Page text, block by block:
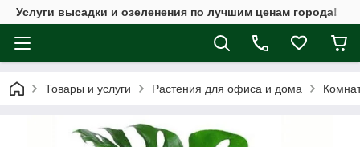
Услуги высадки и озеленения по лучшим ценам города!
Товары и услуги Растения для офиса и дома